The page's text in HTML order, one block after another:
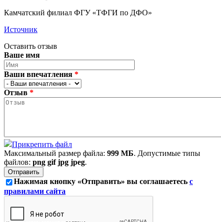
Камчатский филиал ФГУ «ТФГИ по ДФО»
Источник
Оставить отзыв
Ваше имя
Ваши впечатления *
Отзыв *
Прикрепить файл
Максимальный размер файла: 999 МБ. Допустимые типы
файлов: png gif jpg jpeg.
Нажимая кнопку «Отправить» вы соглашаетесь с
правилами сайта